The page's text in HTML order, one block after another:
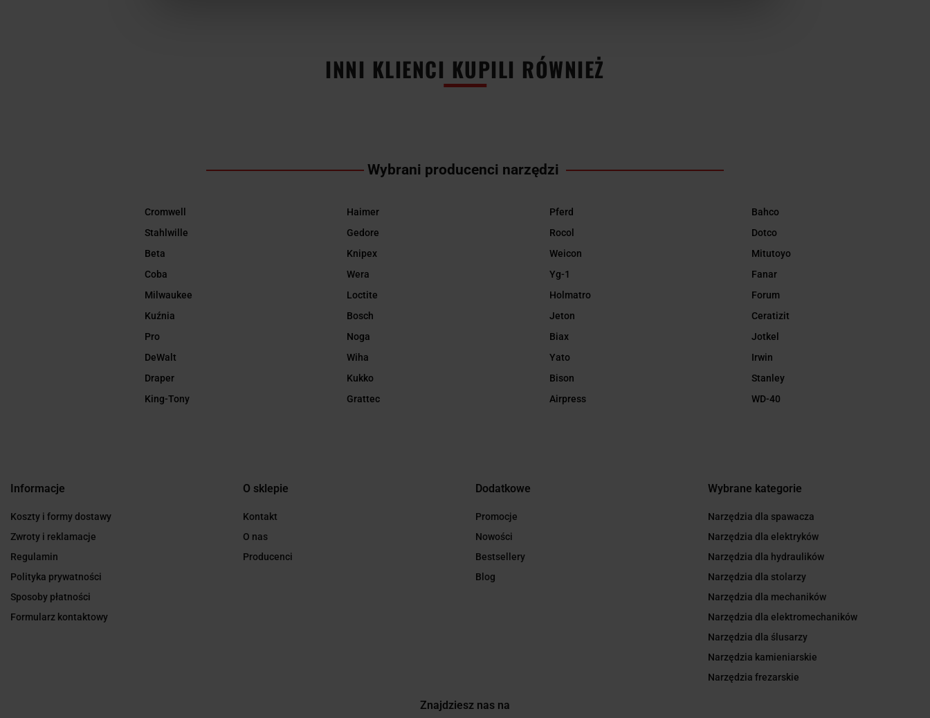
INNI KLIENCI KUPILI RÓWNIEŻ
Wybrani producenci narzędzi
Cromwell
Stahlwille
Beta
Coba
Milwaukee
Kuźnia
Pro
DeWalt
Draper
King-Tony
Haimer
Gedore
Knipex
Wera
Loctite
Bosch
Noga
Wiha
Kukko
Grattec
Pferd
Rocol
Weicon
Yg-1
Holmatro
Jeton
Biax
Yato
Bison
Airpress
Bahco
Dotco
Mitutoyo
Fanar
Forum
Ceratizit
Jotkel
Irwin
Stanley
WD-40
Informacje
Koszty i formy dostawy
Zwroty i reklamacje
Regulamin
Polityka prywatności
Sposoby płatności
Formularz kontaktowy
O sklepie
Kontakt
O nas
Producenci
Dodatkowe
Promocje
Nowości
Bestsellery
Blog
Wybrane kategorie
Narzędzia dla spawacza
Narzędzia dla elektryków
Narzędzia dla hydraulików
Narzędzia dla stolarzy
Narzędzia dla mechaników
Narzędzia dla elektromechaników
Narzędzia dla ślusarzy
Narzędzia kamieniarskie
Narzędzia frezarskie
Znajdziesz nas na